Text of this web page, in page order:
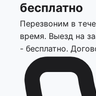
бесплатно
Перезвоним в
время. Выезд на
- бесплатно.